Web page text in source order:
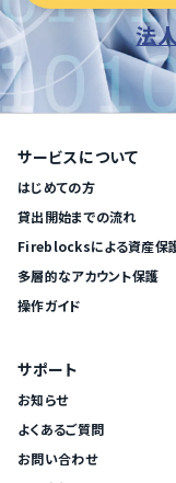
法
サービスについて
はじめての方
貸出開始までの流れ
Fireblocksによる資産保
多層的なアカウント保護
操作ガイド
サポート
お知らせ
よくあるご質問
お問い合わせ